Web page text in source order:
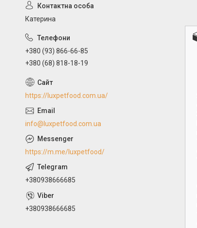
Катерина
+380 (93) 866-66-85
+380 (68) 818-18-19
https://luxpetfood.com.ua/
info@luxpetfood.com.ua
https://m.me/luxpetfood/
+380938666685
+380938666685